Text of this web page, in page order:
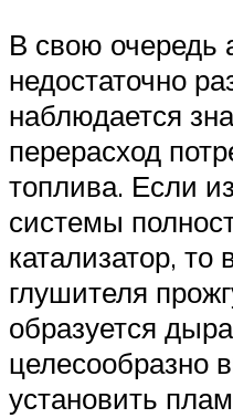
В свою очередь
недостаточно
наблюдается
перерасход
топлива. Если
системы
катализатор, то
глушителя
образуется
целесообразно
установить